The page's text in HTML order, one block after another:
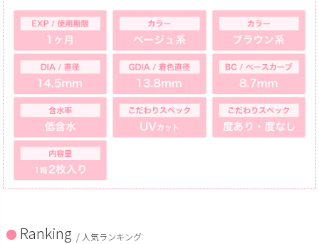
Ranking / 人気ランキング